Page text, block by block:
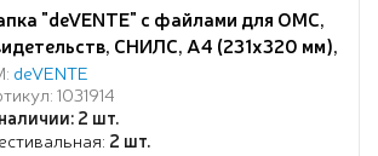
"deVENTE" с файлами для OMC,
СНИЛС, A4 (231x320 мм),
350 мкм, файлы 120 мкм, черная
deVENTE
1031914
2 шт.
2 шт.